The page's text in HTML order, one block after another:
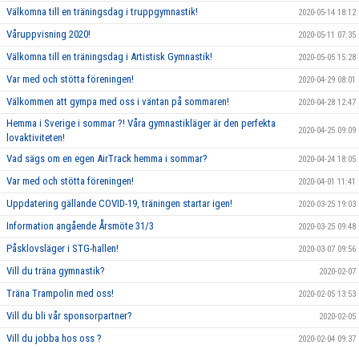
Välkomna till en träningsdag i truppgymnastik! 2020-05-14 18:12
Våruppvisning 2020! 2020-05-11 07:35
Välkomna till en träningsdag i Artistisk Gymnastik! 2020-05-05 15:28
Var med och stötta föreningen! 2020-04-29 08:01
Välkommen att gympa med oss i väntan på sommaren! 2020-04-28 12:47
Hemma i Sverige i sommar ?! Våra gymnastikläger är den perfekta
lovaktiviteten!
2020-04-25 09:09
Vad sägs om en egen AirTrack hemma i sommar? 2020-04-24 18:05
Var med och stötta föreningen! 2020-04-01 11:41
Uppdatering gällande COVID-19, träningen startar igen! 2020-03-25 19:03
Information angående Årsmöte 31/3 2020-03-25 09:48
Påsklovsläger i STG-hallen! 2020-03-07 09:56
Vill du träna gymnastik? 2020-02-07
Träna Trampolin med oss! 2020-02-05 13:53
Vill du bli vår sponsorpartner? 2020-02-05
Vill du jobba hos oss ? 2020-02-04 09:37